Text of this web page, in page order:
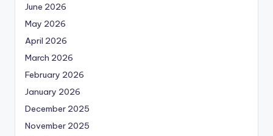
June 2026
May 2026
April 2026
March 2026
February 2026
January 2026
December 2025
November 2025